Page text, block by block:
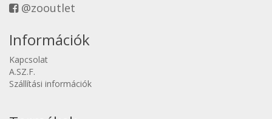
@zooutlet
Információk
Kapcsolat
A.SZ.F.
Szállítási információk